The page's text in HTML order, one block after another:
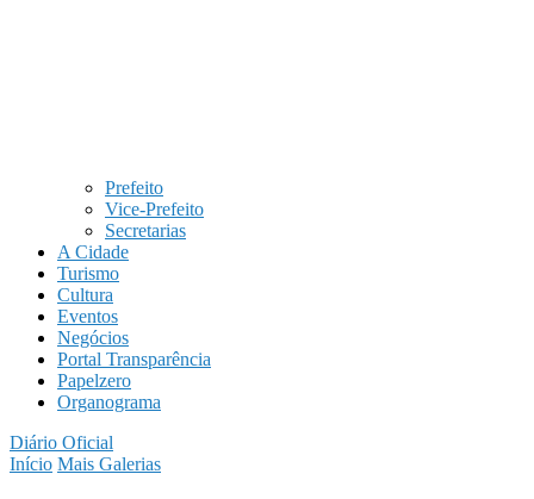
Prefeito
Vice-Prefeito
Secretarias
A Cidade
Turismo
Cultura
Eventos
Negócios
Portal Transparência
Papelzero
Organograma
Diário Oficial
Início Mais Galerias